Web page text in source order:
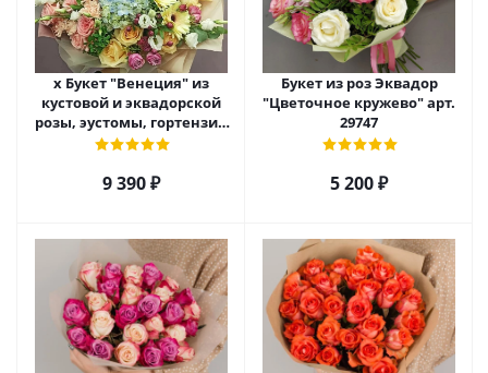
х Букет "Венеция" из
кустовой и эквадорской
розы, эустомы, гортензии
и диантуса. 25400
9 390₽
Букет из роз Эквадор
"Цветочное кружево" арт.
29747
5 200₽